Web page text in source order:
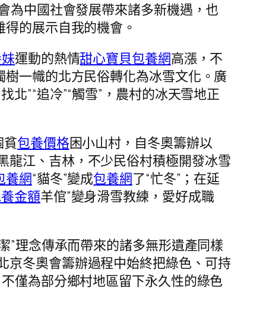
為中國社會發展帶來諸多新機遇，也
的展示自我的機會。
運動的熱情甜心寶貝包養網高漲，不
一幟的北方民俗轉化為冰雪文化。廣
”“追冷”“觸雪”，農村的冰天雪地正
貧包養價格困小山村，自冬奧籌辦以
龍江、吉林，不少民俗村積極開發冰雪
養網“貓冬”變成包養網了“忙冬”；在延
金額羊倌”變身滑雪教練，愛好成職
”理念傳承而帶來的諸多無形遺產同樣
京冬奧會籌辦過程中始終把綠色、可持
僅為部分鄉村地區留下永久性的綠色